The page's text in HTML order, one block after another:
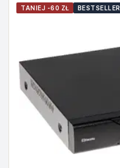
TANIEJ -60 ZŁ BESTSELLER